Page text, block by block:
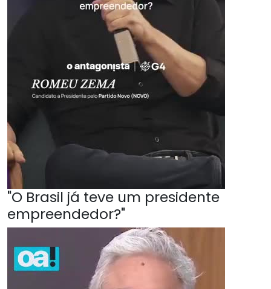
"O Brasil já teve um presidente
empreendedor?"